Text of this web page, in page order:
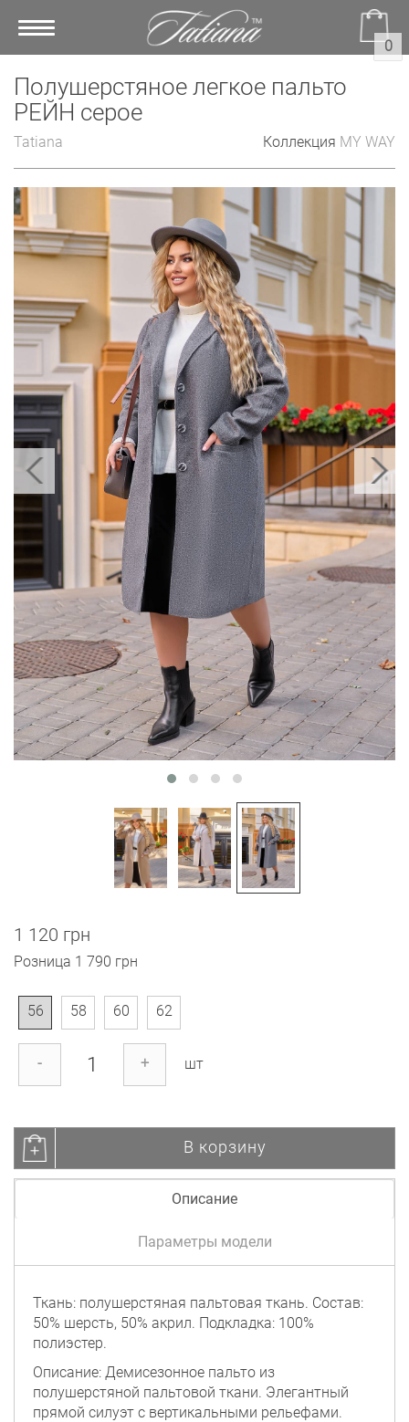
Toggle
0
Полушерстяное легкое пальто
РЕЙН серое
Tatiana Коллекция MY WAY
1 120 грн
Розница 1 790 грн
56 58 60 62
- + шт
В корзину
Описание
Параметры модели
Ткань: полушерстяная пальтовая ткань. Состав:
50% шерсть, 50% акрил. Подкладка: 100%
полиэстер.
Описание: Демисезонное пальто из
полушерстяной пальтовой ткани. Элегантный
прямой силуэт с вертикальными рельефами.